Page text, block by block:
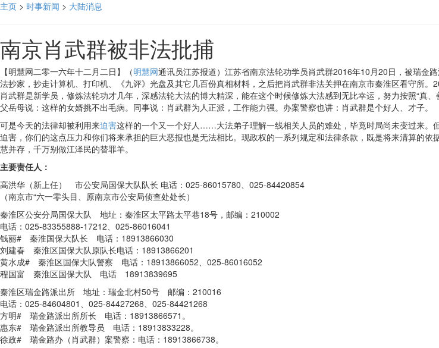
主页 > 时事新闻 > 大陆消息
南京肖武群被非法批捕
【明慧网二零一六年十二月二日】（明慧网通讯员江苏报道）江苏省南京法轮功学员肖武群2016年10月20日，被瑞金
法抄家，抄走计算机、打印机、《九评》光盘及其它几百份真相材料，之后把肖武群非法关押在南京市秦淮区看守所。
肖武群是新学员，修炼法轮功才几年，深感法轮大法的博大精深，能在这个时候修炼大法感到无比幸运，努力按照“真
父岳母说：这样的女婿挑不出毛病。同事说：肖武群为人正派，工作能力强。办案警察也讲：肖武群是个好人、才子。
可是今天的法律却被利用来迫害这样的一个又一个好人……大法弟子理解一线相关人员的难处，毕竟时局尚未变过来。
迫害，你们的这点压力和你们将来承担的巨大恶报也是无法相比。现政权的一系列规定和法律条款，既是将来清算的
慧并存，千万别做江泽民的替罪羊。
主要责任人：
高洪华（新上任） 市公安局国保大队队长 电话：025-86015780、025-84420854
（南京市“六一零头目、原南京市公安局侦查处处长）
秦淮区公安分局国保大队 地址：秦淮区太平路太平巷18号，邮编：210002
电话：025-83355888-17212、025-86016041
钱丽# 秦淮国保大队长 电话：18913866030
刘建春 秦淮区国保大队原队长电话：18913866201
黄水成# 秦淮区国保大队警察 电话：18913866052、025-86016052
程国富 秦淮区国保大队 电话 18913839695
秦淮区瑞金路派出所 地址：瑞金北村50号 邮编：210016
电话：025-84604801、025-84427268、025-84421268
方明# 瑞金路派出所所长 电话：18913866571。
惠东# 瑞金路派出所教导员 电话：18913833228。
徐政# 瑞金路办（肖武群）案警察：电话：18913866738。